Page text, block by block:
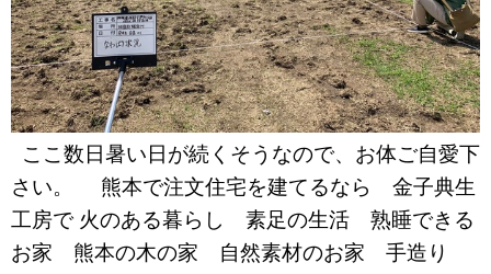
ここ数日暑い日が続くそうなので、お体ご自愛下
さい。 熊本で注文住宅を建てるなら 金子典生
工房で 火のある暮らし 素足の生活 熟睡できる
お家 熊本の木の家 自然素材のお家 手造り